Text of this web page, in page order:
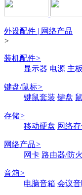
外设配件 | 网络产品
>
装机配件>
显示器 电源 主板
键盘/鼠标>
键鼠套装 键盘
存储>
移动硬盘 网络
网络产品>
网卡 路由器/防
音箱>
电脑音箱 会议